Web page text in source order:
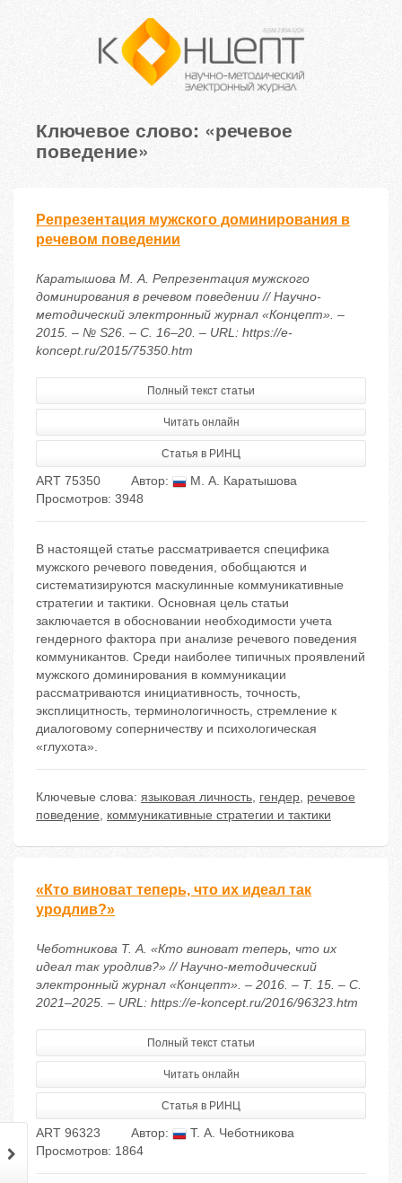
Ключевое слово: «речевое
поведение»
Репрезентация мужского доминирования в
речевом поведении
Каратышова М. А. Репрезентация мужского
доминирования в речевом поведении // Научно-
методический электронный журнал «Концепт». –
2015. – № S26. – С. 16–20. – URL: https://e-
koncept.ru/2015/75350.htm
Полный текст статьи
Читать онлайн
Статья в РИНЦ
ART 75350 Автор:
М. А. Каратышова
Просмотров: 3948
В настоящей статье рассматривается специфика
мужского речевого поведения, обобщаются и
систематизируются маскулинные коммуникативные
стратегии и тактики. Основная цель статьи
заключается в обосновании необходимости учета
гендерного фактора при анализе речевого поведения
коммуникантов. Среди наиболее типичных проявлений
мужского доминирования в коммуникации
рассматриваются инициативность, точность,
эксплицитность, терминологичность, стремление к
диалоговому соперничеству и психологическая
«глухота».
Ключевые слова: языковая личность, гендер, речевое
поведение, коммуникативные стратегии и тактики
«Кто виноват теперь, что их идеал так
уродлив?»
Чеботникова Т. А. «Кто виноват теперь, что их
идеал так уродлив?» // Научно-методический
электронный журнал «Концепт». – 2016. – Т. 15. – С.
2021–2025. – URL: https://e-koncept.ru/2016/96323.htm
Полный текст статьи
Читать онлайн
Статья в РИНЦ
ART 96323 Автор:
Т. А. Чеботникова
Просмотров: 1864